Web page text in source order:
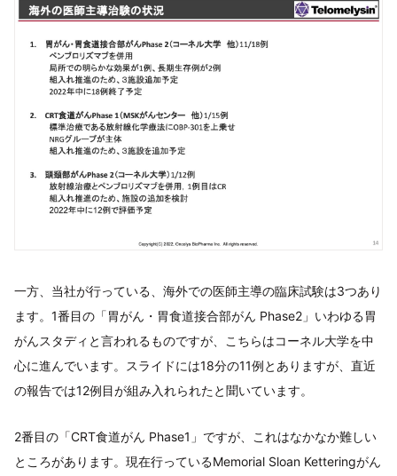
一方、当社が行っている、海外での医師主導の臨床試験は3つあり
ます。1番目の「胃がん・胃食道接合部がん Phase2」いわゆる胃
がんスタディと言われるものですが、こちらはコーネル大学を中
心に進んでいます。スライドには18分の11例とありますが、直近
の報告では12例目が組み入れられたと聞いています。
2番目の「CRT食道がん Phase1」ですが、これはなかなか難しい
ところがあります。現在行っているMemorial Sloan Ketteringがん